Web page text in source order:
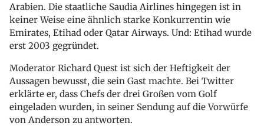
Arabien. Die staatliche Saudia Airlines hingegen ist in
keiner Weise eine ähnlich starke Konkurrentin wie
Emirates, Etihad oder Qatar Airways. Und: Etihad wurde
erst 2003 gegründet.
Moderator Richard Quest ist sich der Heftigkeit der
Aussagen bewusst, die sein Gast machte. Bei Twitter
erklärte er, dass Chefs der drei Großen vom Golf
eingeladen wurden, in seiner Sendung auf die Vorwürfe
von Anderson zu antworten.